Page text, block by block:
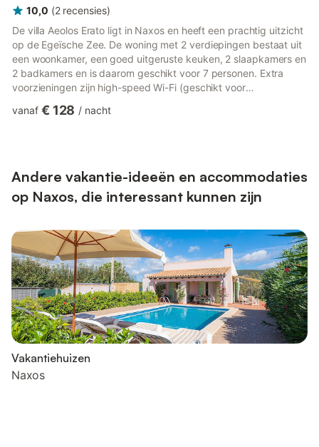
10,0 (2 recensies)
De villa Aeolos Erato ligt in Naxos en heeft een prachtig uitzicht
op de Egeïsche Zee. De woning met 2 verdiepingen bestaat uit
een woonkamer, een goed uitgeruste keuken, 2 slaapkamers en
2 badkamers en is daarom geschikt voor 7 personen. Extra
voorzieningen zijn high-speed Wi-Fi (geschikt voor
een kinderstoel zijn ook beschikbaar. Deze vakantiewoning
vanaf € 128 / nacht
Andere vakantie-ideeën en accommodaties
op Naxos, die interessant kunnen zijn
Vakantiehuizen
Naxos